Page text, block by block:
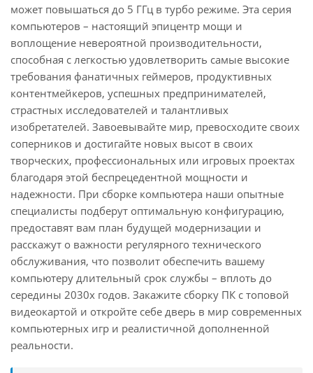
может повышаться до 5 ГГц в турбо режиме. Эта серия
компьютеров – настоящий эпицентр мощи и
воплощение невероятной производительности,
способная с легкостью удовлетворить самые высокие
требования фанатичных геймеров, продуктивных
контентмейкеров, успешных предпринимателей,
страстных исследователей и талантливых
изобретателей. Завоевывайте мир, превосходите своих
соперников и достигайте новых высот в своих
творческих, профессиональных или игровых проектах
благодаря этой беспрецедентной мощности и
надежности. При сборке компьютера наши опытные
специалисты подберут оптимальную конфигурацию,
предоставят вам план будущей модернизации и
расскажут о важности регулярного технического
обслуживания, что позволит обеспечить вашему
компьютеру длительный срок службы – вплоть до
середины 2030х годов. Закажите сборку ПК с топовой
видеокартой и откройте себе дверь в мир современных
компьютерных игр и реалистичной дополненной
реальности.